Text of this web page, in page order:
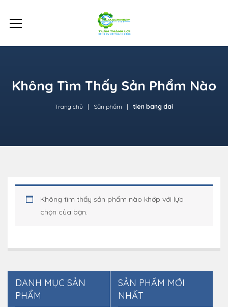
Không Tìm Thấy Sản Phẩm Nào
Trang chủ Sản phẩm tien bang dai
DANH MỤC SẢN
PHẨM
SẢN PHẨM MỚI
NHẤT
Không tìm thấy sản phẩm nào khớp với lựa
chọn của bạn.